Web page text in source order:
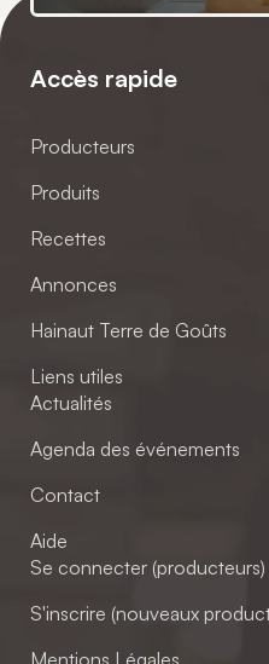
Accès rapide
Producteurs
Produits
Recettes
Annonces
Hainaut Terre de Goûts
Liens utiles
Actualités
Agenda des événements
Contact
Aide
Se connecter (producteurs)
S'inscrire (nouveaux
Mentions Légales